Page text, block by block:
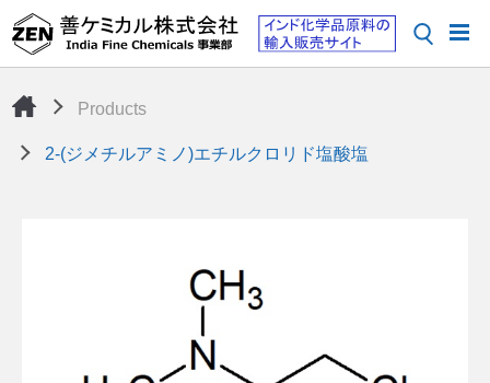
Products
2-(ジメチルアミノ)エチルクロリド塩酸塩